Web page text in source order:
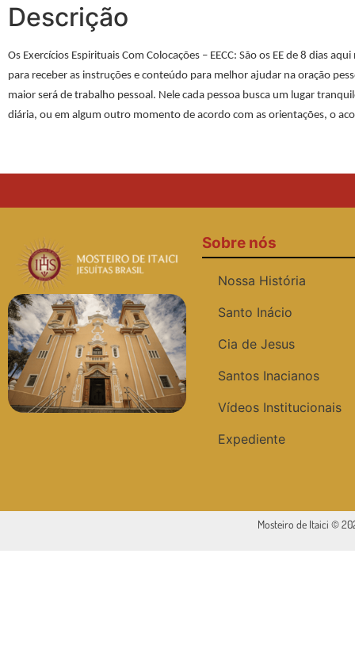
Descrição
Os Exercícios Espirituais Com Colocações – EECC: São os EE de 8 dias
para receber as instruções e conteúdo para melhor ajudar na oração
maior será de trabalho pessoal. Nele cada pessoa busca um lugar
diária, ou em algum outro momento de acordo com as orientações, o
Sobre nós
Nossa História
Santo Inácio
Cia de Jesus
Santos Inacianos
Vídeos Institucionais
Expediente
Mosteiro de Itaici ©